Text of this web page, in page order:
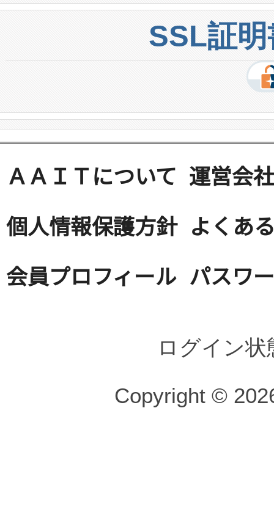
SSL証
ＡＡＩＴについて 運営会社
個人情報保護方針 よくあ
会員プロフィール パスワ
ログイン
Copyright ©